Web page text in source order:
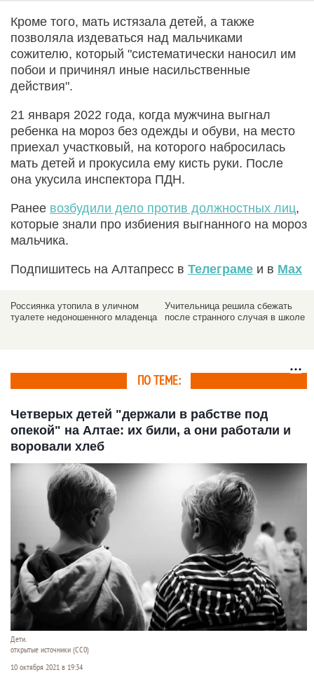
Кроме того, мать истязала детей, а также
позволяла издеваться над мальчиками
сожителю, который "систематически наносил им
побои и причинял иные насильственные
действия".
21 января 2022 года, когда мужчина выгнал
ребенка на мороз без одежды и обуви, на место
приехал участковый, на которого набросилась
мать детей и прокусила ему кисть руки. После
она укусила инспектора ПДН.
Ранее возбудили дело против должностных лиц,
которые знали про избиения выгнанного на мороз
мальчика.
Подпишитесь на Алтапресс в Телеграме и в Max
Суд приговорил экс-
схиигумена Сергия,
В Австрии не
подтвердили смерть
ПО ТЕМЕ:
Четверых детей "держали в рабстве под
опекой" на Алтае: их били, а они работали и
воровали хлеб
Дети.
открытые источники (CC0)
10 октября 2021 в 19:34